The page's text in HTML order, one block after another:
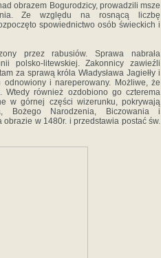
obrazem Bogurodzicy, prowadzili msze
Ze względu na rosnącą liczbę
spowiednictwo osób świeckich i
przez rabusiów. Sprawa nabrała
polsko-litewskiej. Zakonnicy zawieźli
za sprawą króla Władysława Jagiełły i
i nareperowany. Możliwe, że
Wtedy również ozdobiono go czterema
w górnej części wizerunku, pokrywają
Bożego Narodzenia, Biczowania i
w 1480r. i przedstawia postać św.